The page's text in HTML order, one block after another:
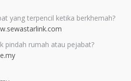
yang terpencil ketika berkhemah?
pindah rumah atau pejabat?